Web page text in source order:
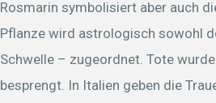
Rosmarin symbolisiert aber auch
Pflanze wird astrologisch sowohl
Schwelle – zugeordnet. Tote
besprengt. In Italien geben die